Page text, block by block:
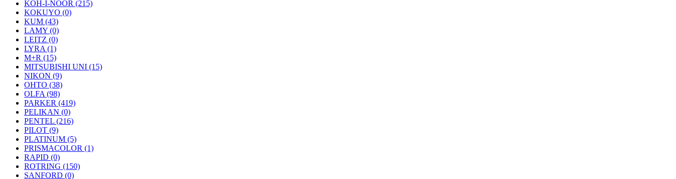
KOH-I-NOOR (215)
KOKUYO (0)
KUM (43)
LAMY (0)
LEITZ (0)
LYRA (1)
M+R (15)
MITSUBISHI UNI (15)
NIKON (9)
OHTO (38)
OLFA (98)
PARKER (419)
PELIKAN (0)
PENTEL (216)
PILOT (9)
PLATINUM (5)
PRISMACOLOR (1)
RAPID (0)
ROTRING (150)
SANFORD (0)